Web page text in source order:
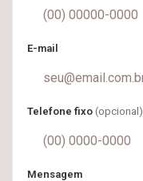
E-mail
Telefone fixo (opcional)
Mensagem